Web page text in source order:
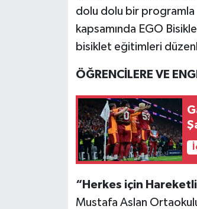
dolu dolu bir programla
kapsamında EGO
bisiklet eğitimleri
ÖĞRENCİLERE VE
“Herkes için
Mustafa Aslan